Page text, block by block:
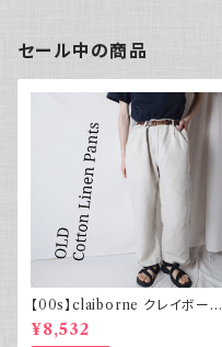
セール中の商品
【00s】claiborne クレイボーン
リネンコットンパンツ ツータック
¥8,532